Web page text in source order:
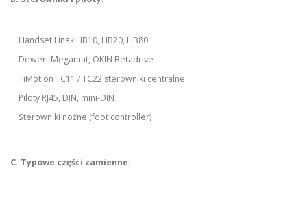
Handset Linak HB10, HB20, HB80
Dewert Megamat, OKIN Betadrive
TiMotion TC11 / TC22 sterowniki centralne
Piloty RJ45, DIN, mini-DIN
Sterowniki nożne (foot controller)
C. Typowe części zamienne: